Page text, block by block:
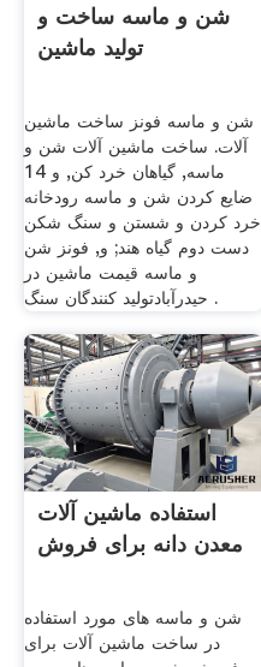
شن و ماسه ساخت و
تولید ماشین
شن و ماسه فونز ساخت ماشین
آلات. ساخت ماشین آلات شن و
ماسه, گیاهان خرد کن, و 14
ضایع کردن شن و ماسه رودخانه
خرد کردن و شستن و سنگ شکن
دست دوم گیاه هند; و, فونز شن
و ماسه قیمت ماشین در
حیدرآباد تولید کنندگان سنگ .
استفاده ماشین آلات
معدن دانه برای فروش
شن و ماسه های مورد استفاده
در ساخت ماشین آلات برای